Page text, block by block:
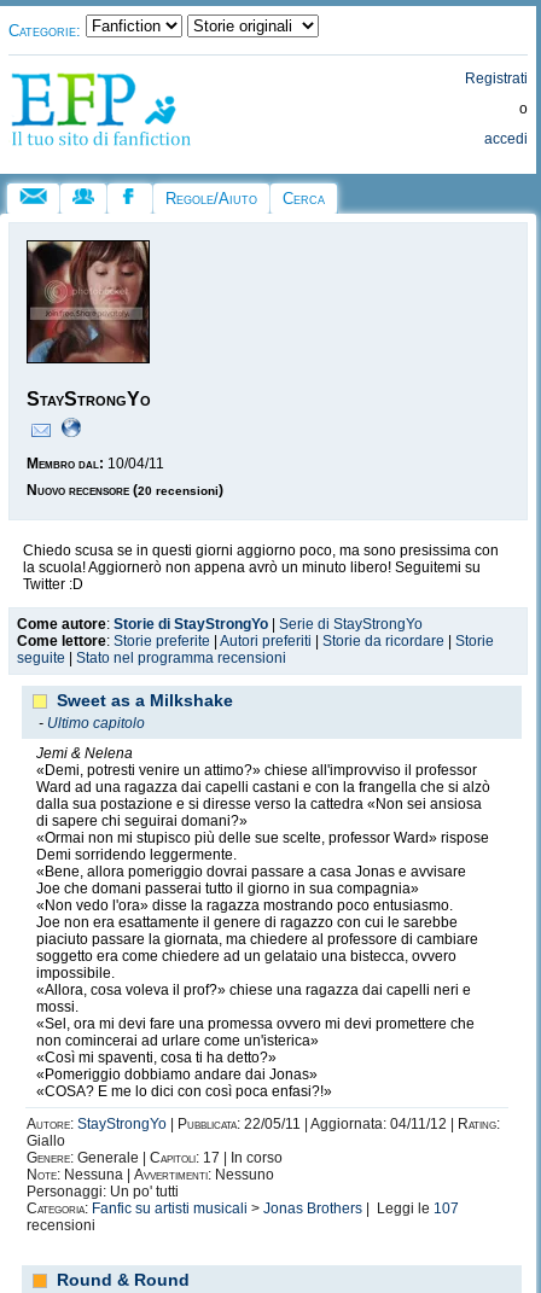
Categorie:
Registrati
o
accedi
Regole/Aiuto Cerca
StayStrongYo
Membro dal: 10/04/11
Nuovo recensore (20 recensioni)
Chiedo scusa se in questi giorni aggiorno poco, ma sono presissima con
la scuola! Aggiornerò non appena avrò un minuto libero! Seguitemi su
Twitter :D
Come autore: Storie di StayStrongYo
Serie di StayStrongYo
Come lettore: Storie preferite Autori preferiti Storie da ricordare
Storie
seguite
Stato nel programma recensioni
Sweet as a Milkshake
- Ultimo capitolo
Jemi & Nelena
«Demi, potresti venire un attimo?» chiese all'improvviso il professor
Ward ad una ragazza dai capelli castani e con la frangella che si alzò
dalla sua postazione e si diresse verso la cattedra «Non sei ansiosa
di sapere chi seguirai domani?»
«Ormai non mi stupisco più delle sue scelte, professor Ward» rispose
Demi sorridendo leggermente.
«Bene, allora pomeriggio dovrai passare a casa Jonas e avvisare
Joe che domani passerai tutto il giorno in sua compagnia»
«Non vedo l'ora» disse la ragazza mostrando poco entusiasmo.
Joe non era esattamente il genere di ragazzo con cui le sarebbe
piaciuto passare la giornata, ma chiedere al professore di cambiare
soggetto era come chiedere ad un gelataio una bistecca, ovvero
impossibile.
«Allora, cosa voleva il prof?» chiese una ragazza dai capelli neri e
mossi.
«Sel, ora mi devi fare una promessa ovvero mi devi promettere che
non comincerai ad urlare come un'isterica»
«Così mi spaventi, cosa ti ha detto?»
«Pomeriggio dobbiamo andare dai Jonas»
«COSA? E me lo dici con così poca enfasi?!»
Autore: StayStrongYo Pubblicata: 22/05/11 | Aggiornata: 04/11/12 |
Rating:
Giallo
Genere: Generale | Capitoli: 17 | In corso
Note: Nessuna | Avvertimenti: Nessuno
Personaggi: Un po' tutti
Categoria: Fanfic su artisti musicali > Jonas Brothers | Leggi le 107
recensioni
Round & Round